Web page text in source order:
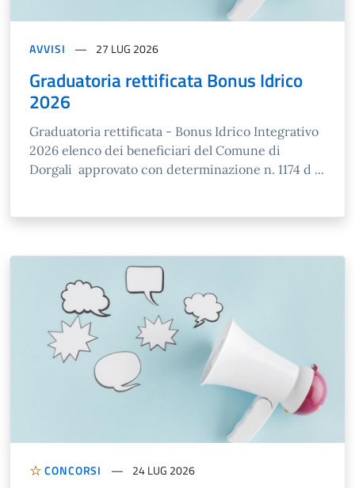
AVVISI 27 LUG 2026
Graduatoria rettificata Bonus Idrico
2026
Graduatoria rettificata - Bonus Idrico Integrativo
2026 elenco dei beneficiari del Comune di
Dorgali approvato con determinazione n. 1174 d ...
CONCORSI 24 LUG 2026